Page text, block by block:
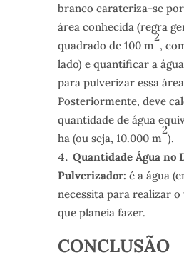
branco carateriza-se
área conhecida (regra
quadrado de 100 m
2
,
lado) e quantificar a
para pulverizar essa
Posteriormente, deve
quantidade de água
ha (ou seja, 10.000 m
2
).
Quantidade Água no
Pulverizador: é a água
necessita para realizar
que planeia fazer.
CONCLUSÃO